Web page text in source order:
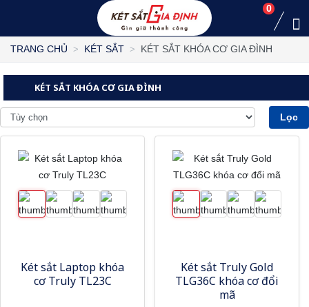
0
TRANG CHỦ KÉT SẮT KÉT SẮT KHÓA CƠ GIA ĐÌNH
KÉT SẮT KHÓA CƠ GIA ĐÌNH
Lọc
Két sắt Laptop khóa
cơ Truly TL23C
Két sắt Truly Gold
TLG36C khóa cơ đổi
mã